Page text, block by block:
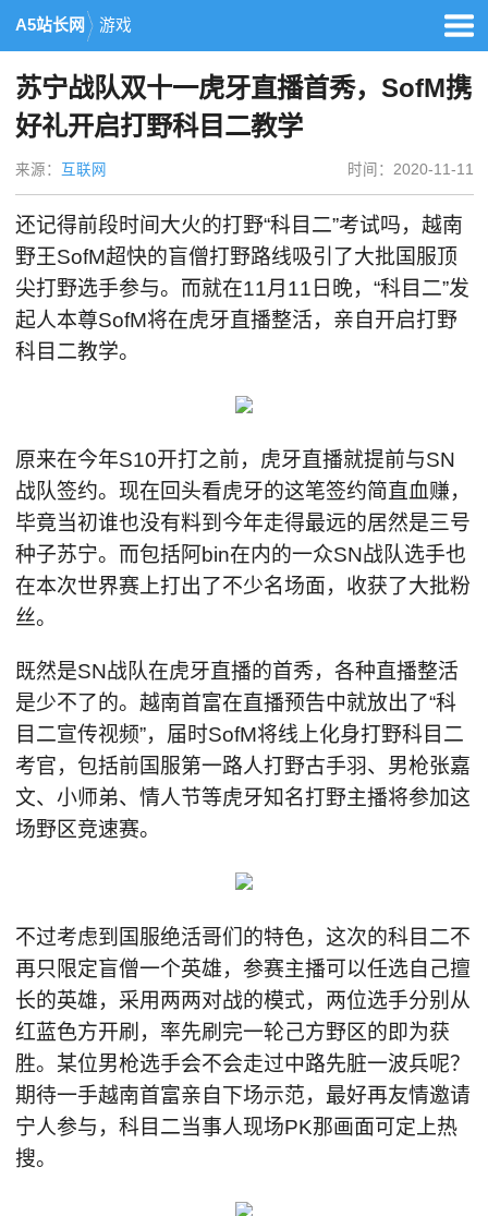
A5站长网 游戏
苏宁战队双十一虎牙直播首秀，SofM携
好礼开启打野科目二教学
来源： 互联网 时间：2020-11-11
还记得前段时间大火的打野“科目二”考试吗，越南
野王SofM超快的盲僧打野路线吸引了大批国服顶
尖打野选手参与。而就在11月11日晚，“科目二”发
起人本尊SofM将在虎牙直播整活，亲自开启打野
科目二教学。
原来在今年S10开打之前，虎牙直播就提前与SN
战队签约。现在回头看虎牙的这笔签约简直血赚，
毕竟当初谁也没有料到今年走得最远的居然是三号
种子苏宁。而包括阿bin在内的一众SN战队选手也
在本次世界赛上打出了不少名场面，收获了大批粉
丝。
既然是SN战队在虎牙直播的首秀，各种直播整活
是少不了的。越南首富在直播预告中就放出了“科
目二宣传视频”，届时SofM将线上化身打野科目二
考官，包括前国服第一路人打野古手羽、男枪张嘉
文、小师弟、情人节等虎牙知名打野主播将参加这
场野区竞速赛。
不过考虑到国服绝活哥们的特色，这次的科目二不
再只限定盲僧一个英雄，参赛主播可以任选自己擅
长的英雄，采用两两对战的模式，两位选手分别从
红蓝色方开刷，率先刷完一轮己方野区的即为获
胜。某位男枪选手会不会走过中路先脏一波兵呢？
期待一手越南首富亲自下场示范，最好再友情邀请
宁人参与，科目二当事人现场PK那画面可定上热
搜。